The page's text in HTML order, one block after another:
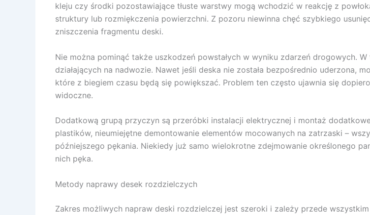
kleju czy środki pozostawiające tłuste warstwy mogą wchodzić w reakcję z
struktury lub rozmiękczenia powierzchni. Z pozoru niewinna chęć szybkiego
zniszczenia fragmentu deski.
Nie można pominąć także uszkodzeń powstałych w wyniku zdarzeń drogowych.
działających na nadwozie. Nawet jeśli deska nie została bezpośrednio uderzona,
które z biegiem czasu będą się powiększać. Problem ten często ujawnia się
widoczne.
Dodatkową grupą przyczyn są przeróbki instalacji elektrycznej i montaż
plastików, nieumiejętne demontowanie elementów mocowanych na zatrzaski –
późniejszego pękania. Niekiedy już samo wielokrotne zdejmowanie określonego
nich pęka.
Metody naprawy desek rozdzielczych
Zakres możliwych napraw deski rozdzielczej jest szeroki i zależy przede